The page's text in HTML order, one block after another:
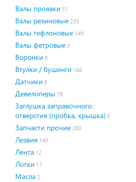
Валы проявки 51
Валы резиновые 235
Валы тефлоновые 149
Валы фетровые 3
Воронки 8
Втулки / бушинги 166
Датчики 8
Девелоперы 78
Заглушка заправочного
отверстия (пробка, крышка) 6
Запчасти прочие 280
Лезвия 140
Лента 12
Лотки 17
Масла 2